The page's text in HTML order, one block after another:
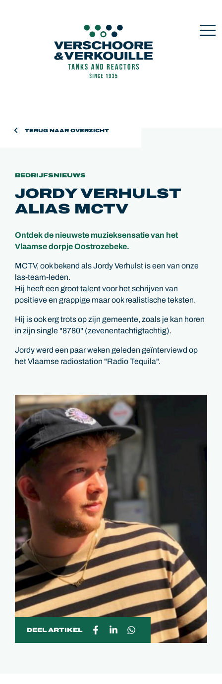
TERUG NAAR OVERZICHT
BEDRIJFSNIEUWS
JORDY VERHULST
ALIAS MCTV
Ontdek de nieuwste muzieksensatie van het
Vlaamse dorpje Oostrozebeke.
MCTV, ook bekend als Jordy Verhulst is een van onze
las-team-leden.
Hij heeft een groot talent voor het schrijven van
positieve en grappige maar ook realistische teksten.
Hij is ook erg trots op zijn gemeente, zoals je kan horen
in zijn single "8780" (zevenentachtigtachtig).
Jordy werd een paar weken geleden geïnterviewd op
het Vlaamse radiostation "Radio Tequila".
DEEL ARTIKEL